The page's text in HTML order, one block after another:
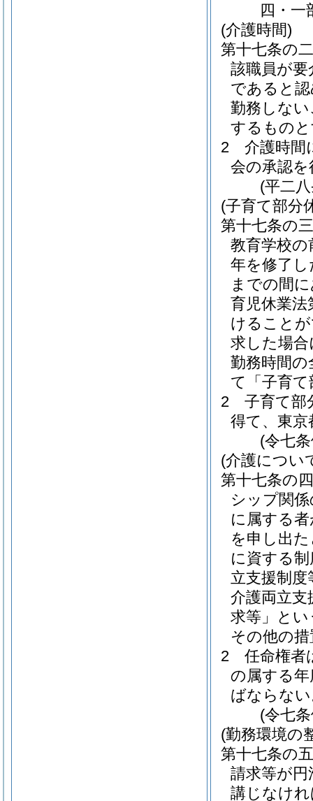
四・一
(介護時間)
第十七条の二
該職員が
であると
勤務しな
するもの
2
介護時間
会の承認
(平二
(子育て部分
第十七条の三
教育学校の
年を修了
までの間
育児休業法
けること
求した場
勤務時間
て「子育
2
子育て部
得て、東
(令七
(介護につい
第十七条の四
シップ関
に属する
を申し出
に資する
立支援制
介護両立支
求等」とい
その他の
2
任命権者
の属する
ばならな
(令七
(勤務環境の
第十七条の五
請求等が
講じなけ